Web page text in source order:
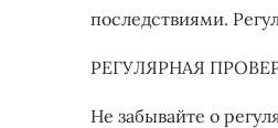
последствиями.
РЕГУЛЯРНАЯ
Не забывайте о